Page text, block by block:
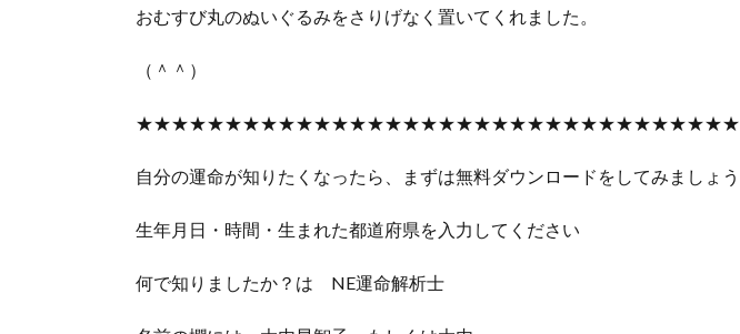
おむすび丸のぬいぐるみをさりげなく置いてくれました。
（＾＾）
自分の運命が知りたくなったら、まずは無料ダウンロードをしてみましょう
生年月日・時間・生まれた都道府県を入力してください
何で知りましたか？は NE運命解析士